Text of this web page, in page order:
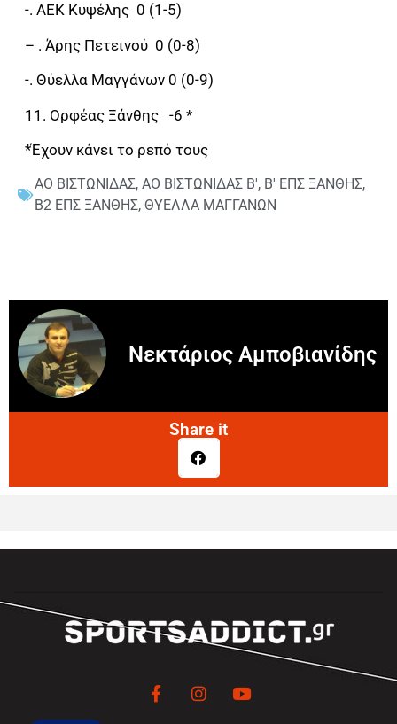
-. ΑΕΚ Κυψέλης 0 (1-5)
– . Άρης Πετεινού 0 (0-8)
-. Θύελλα Μαγγάνων 0 (0-9)
11. Ορφέας Ξάνθης -6 *
*Έχουν κάνει το ρεπό τους
ΑΟ ΒΙΣΤΩΝΙΔΑΣ, ΑΟ ΒΙΣΤΩΝΙΔΑΣ Β', Β' ΕΠΣ ΞΑΝΘΗΣ,
Β2 ΕΠΣ ΞΑΝΘΗΣ, ΘΥΕΛΛΑ ΜΑΓΓΑΝΩΝ
Νεκτάριος Αμποβιανίδης
Share it